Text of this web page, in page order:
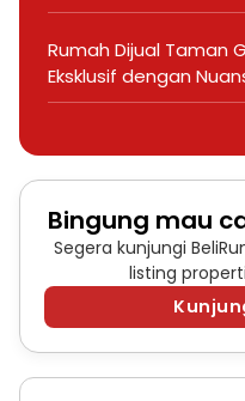
Rumah Dijual Taman
Eksklusif dengan
Bingung mau
Segera kunjungi
listing